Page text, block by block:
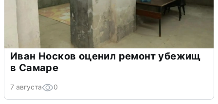
Иван Носков оценил ремонт убежищ
в Самаре
7 августа 0